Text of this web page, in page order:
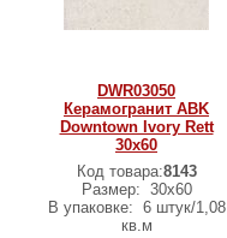
DWR03050
Керамогранит ABK
Downtown Ivory Rett
30х60
Код товара:8143
Размер: 30х60
В упаковке: 6 штук/1,08
кв.м